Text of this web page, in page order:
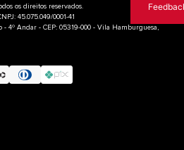
os direitos reservados.
45.075.049/0001-41
- 4º Andar - CEP: 05319-000 - Vila Hamburguesa,